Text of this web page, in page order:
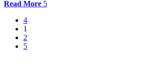
Read More
1
2